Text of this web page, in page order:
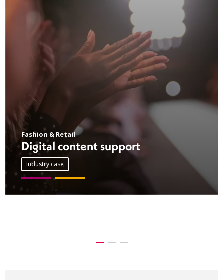
Fashion & Retail
Digital content support
Industry case